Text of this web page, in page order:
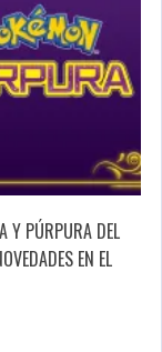
Y PÚRPURA DEL
EN EL